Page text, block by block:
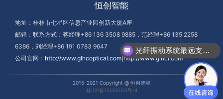
恒创智能
地址：桂林市七星区信息产业园创新大厦A座
邮箱：联系方式：蒋经理+86 136 3508 9885，范经理+86 135 2258
6386，刘经理+86 191 0783 9647
公司官网： http://www.glhcoptical.com|http://www.glhci.com
2015-2021 Copyright @ 恒创智能
桂ICP备15003103号-4
光纤振动系统最远支持多少公里？